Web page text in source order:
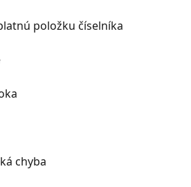
položku číselníka
chyba